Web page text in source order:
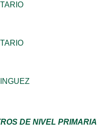
DE NIVEL PRIMARIA